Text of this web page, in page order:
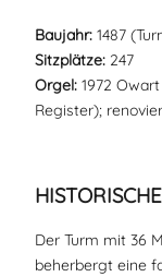
Baujahr: 1487
Sitzplätze: 247
Orgel: 1972
Register);
Der Turm mit 36
beherbergt eine